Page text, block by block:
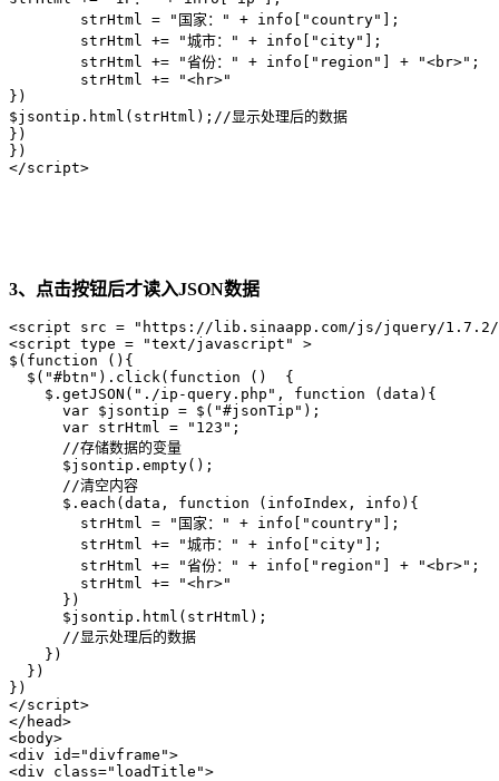
strHtml = "国家：" + info["country"];
strHtml += "城市：" + info["city"];
strHtml += "省份：" + info["region"] + "<br>";
strHtml += "<hr>"
})
$jsontip.html(strHtml);//显示处理后的数据
})
})
</script>
3、点击按钮后才读入JSON数据
<script src = "https://lib.sinaapp.com/js/jquery/
<script type = "text/javascript" >
$(function (){
$("#btn").click(function ()  {
$.getJSON("./ip-query.php", function (data){
var $jsontip = $("#jsonTip");
var strHtml = "123";
//存储数据的变量
$jsontip.empty();
//清空内容
$.each(data, function (infoIndex, info){
strHtml = "国家：" + info["country"];
strHtml += "城市：" + info["city"];
strHtml += "省份：" + info["region"] + "<br>";
strHtml += "<hr>"
})
$jsontip.html(strHtml);
//显示处理后的数据
})
})
})
</script>
</head>
<body>
<div id="divframe">
<div class="loadTitle">